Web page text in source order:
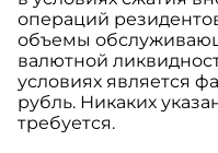
операций
объемы
валютной
условиях является
рубль. Никаких
требуется.